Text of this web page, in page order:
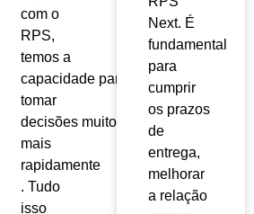
com o
RPS,
temos a
capacidade para
tomar
decisões muito
mais
rapidamente
. Tudo
isso
Next. É
fundamental
para
cumprir
os prazos
de
entrega,
melhorar
a relação